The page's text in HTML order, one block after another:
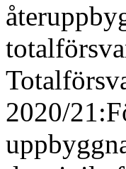
2020/